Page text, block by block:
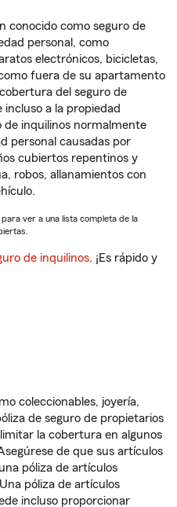
conocido como seguro de
personal, como
electrónicos, bicicletas,
fuera de su apartamento
del seguro de
a la propiedad
de inquilinos normalmente
personal causadas por
cubiertos repentinos y
robos, allanamientos con
ver a una lista completa de la
de inquilinos. ¡Es rápido y
coleccionables, joyería,
de seguro de propietarios
la cobertura en algunos
de que sus artículos
póliza de artículos
póliza de artículos
incluso proporcionar